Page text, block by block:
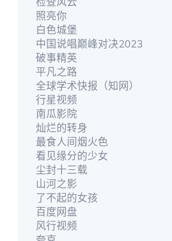
照亮你
白色城堡
中国说唱巅峰对决2023
破事精英
平凡之路
全球学术快报（知网）
行星视频
南瓜影院
灿烂的转身
最食人间烟火色
看见缘分的少女
尘封十三载
山河之影
了不起的女孩
百度网盘
风行视频